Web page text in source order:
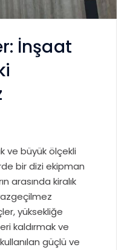
İnşaat
ve büyük ölçekli
bir dizi ekipman
arasında kiralık
yüksekliğe
kaldırmak ve
güçlü ve